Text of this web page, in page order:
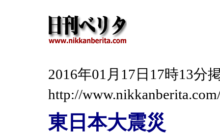
2016年01月17日17時13
http://
東日本大震災